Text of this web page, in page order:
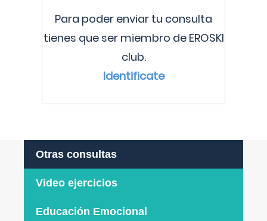
Para poder enviar tu consulta
tienes que ser miembro de EROSKI
club.
Identificate
Otras consultas
Video ejercicios
Educación Emocional